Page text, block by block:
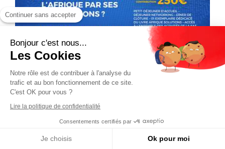
Continuer sans accepter
Bonjour c'est nous...
Les Cookies
Notre rôle est de contribuer à l'analyse du
trafic et au bon fonctionnement de ce site.
C'est OK pour vous ?
Lire la politique de confidentialité
Consentements certifiés par
Je choisis Ok pour moi